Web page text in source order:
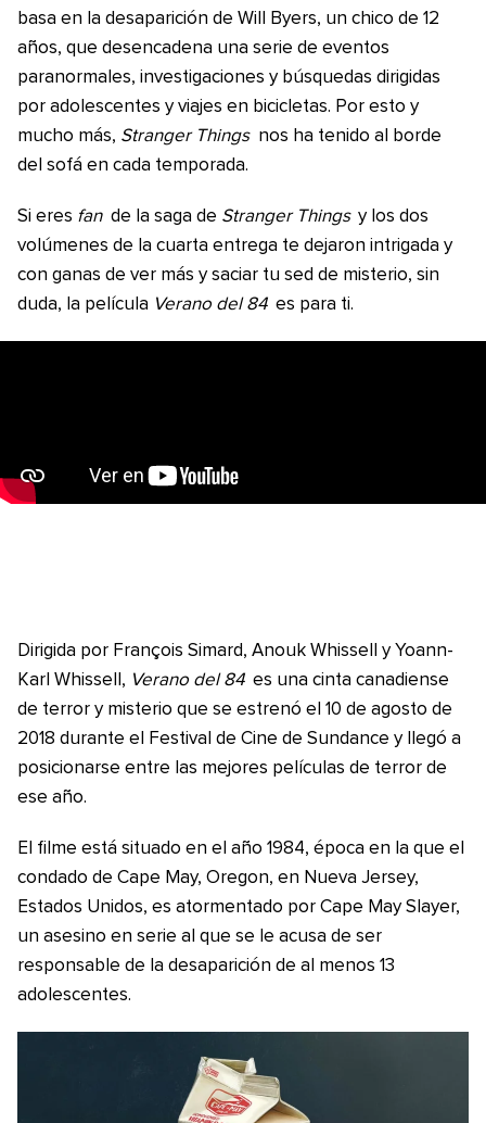
basa en la desaparición de Will Byers, un chico de 12
años, que desencadena una serie de eventos
paranormales, investigaciones y búsquedas dirigidas
por adolescentes y viajes en bicicletas. Por esto y
mucho más, Stranger Things nos ha tenido al borde
del sofá en cada temporada.
Si eres fan de la saga de Stranger Things y los dos
volúmenes de la cuarta entrega te dejaron intrigada y
con ganas de ver más y saciar tu sed de misterio, sin
duda, la película Verano del 84 es para ti.
Dirigida por François Simard, Anouk Whissell y Yoann-
Karl Whissell, Verano del 84 es una cinta canadiense
de terror y misterio que se estrenó el 10 de agosto de
2018 durante el Festival de Cine de Sundance y llegó a
posicionarse entre las mejores películas de terror de
ese año.
El filme está situado en el año 1984, época en la que el
condado de Cape May, Oregon, en Nueva Jersey,
Estados Unidos, es atormentado por Cape May Slayer,
un asesino en serie al que se le acusa de ser
responsable de la desaparición de al menos 13
adolescentes.